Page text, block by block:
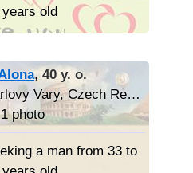
нужен серьезный
для
ты с кем-то живёшь
тебе нужны
с разными
тогда не
мне писать,
years old
, 40 y. o.
Karlovy Vary, Czech Republic
photo
a man from 33 to